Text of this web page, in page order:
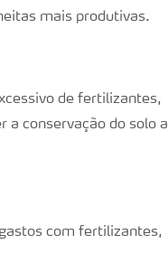
mais produtivas.
de fertilizantes,
a conservação do solo a
com fertilizantes,